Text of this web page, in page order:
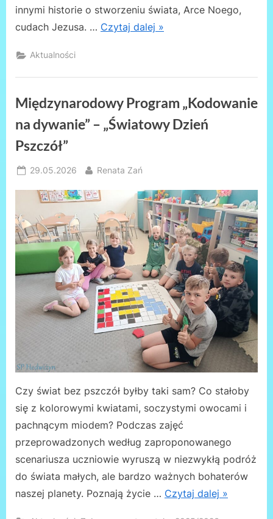
innymi historie o stworzeniu świata, Arce Noego,
cudach Jezusa. … Czytaj dalej »
Aktualności
Międzynarodowy Program „Kodowanie
na dywanie” – „Światowy Dzień
Pszczół”
Posted
29.05.2026 By
Renata Zań
Czy świat bez pszczół byłby taki sam? Co stałoby
się z kolorowymi kwiatami, soczystymi owocami i
pachnącym miodem? Podczas zajęć
przeprowadzonych według zaproponowanego
scenariusza uczniowie wyruszą w niezwykłą podróż
do świata małych, ale bardzo ważnych bohaterów
naszej planety. Poznają życie … Czytaj dalej »